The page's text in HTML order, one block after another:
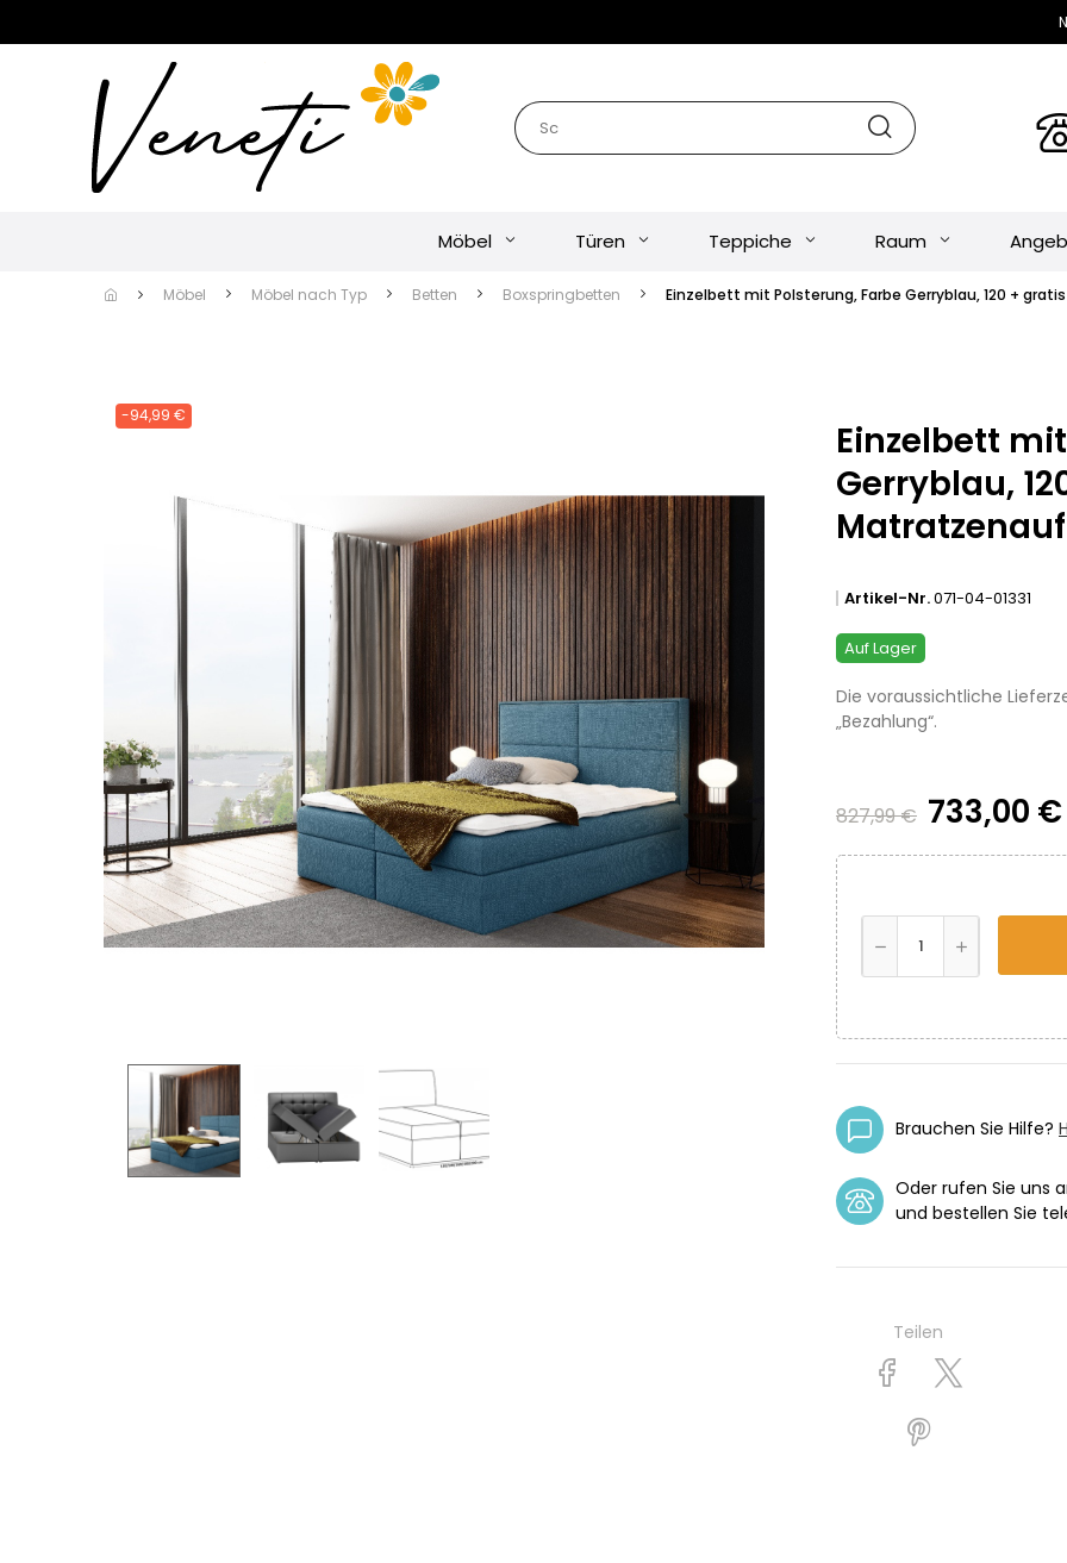
Möbel Türen Teppiche Raum
Möbel Möbel nach Typ Betten Boxspringbetten Einzelbett mit Polsterung, Farbe Gerryblau, 120 +
-94,99 €
Einzelbett
Gerryblau,
Artikel-Nr.071-04-01331
Auf Lager
Die voraussichtliche
„Bezahlung“.
827,99 € 733,00
Brauchen Sie Hilfe?
Oder rufen Sie uns
und bestellen Sie
Teilen